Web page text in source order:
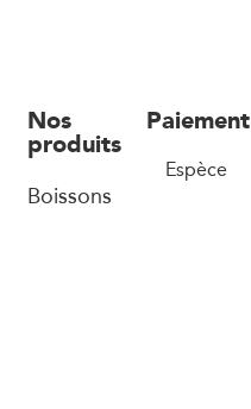
Nos
produits
Boissons
Paiement
Espèce